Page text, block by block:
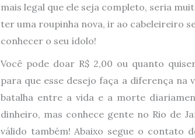
mais legal que ele seja completo, seria
ter uma roupinha nova, ir ao cabeleireiro
conhecer o seu ídolo!
Você pode doar R$ 2,00 ou quanto
para que esse desejo faça a diferença na
batalha entre a vida e a morte
dinheiro, mas conhece gente no Rio de
válido também! Abaixo segue o contato